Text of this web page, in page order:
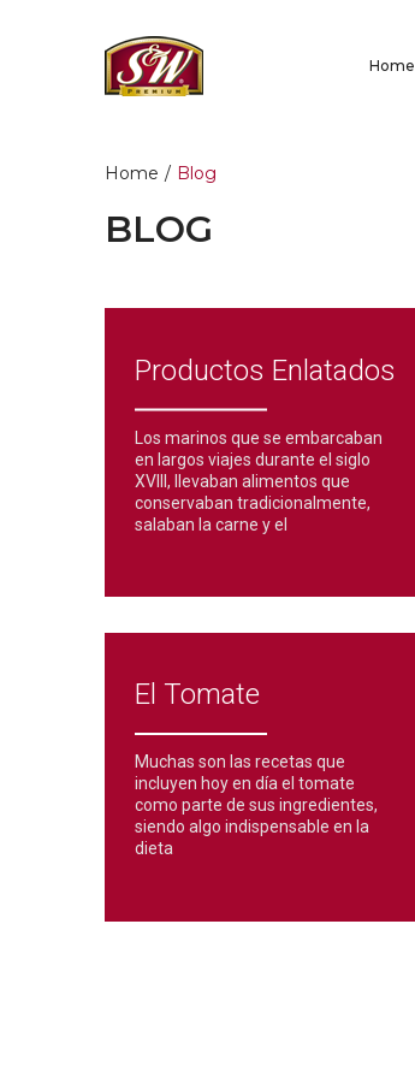
Home
Home / Blog
BLOG
Productos Enlatados
Los marinos que se embarcaban
en largos viajes durante el siglo
XVIII, llevaban alimentos que
conservaban tradicionalmente,
salaban la carne y el
El Tomate
Muchas son las recetas que
incluyen hoy en día el tomate
como parte de sus ingredientes,
siendo algo indispensable en la
dieta